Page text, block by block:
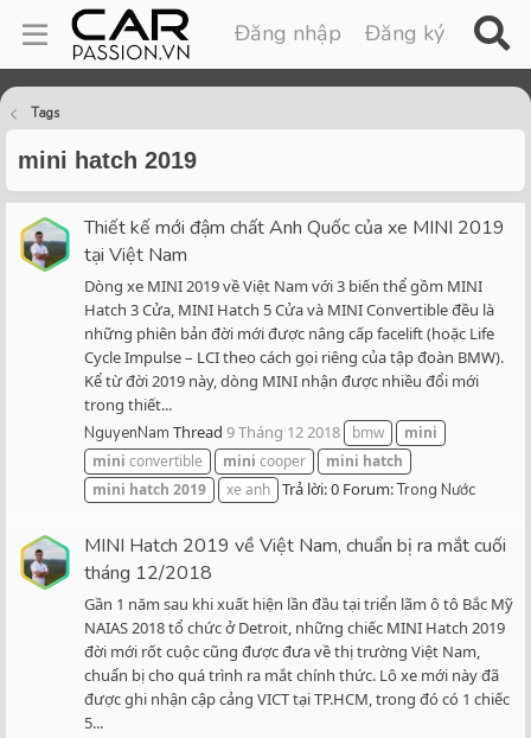
Đăng nhập Đăng ký
Tags
mini hatch 2019
Thiết kế mới đậm chất Anh Quốc của xe MINI 2019
tại Việt Nam
Dòng xe MINI 2019 về Việt Nam với 3 biến thể gồm MINI
Hatch 3 Cửa, MINI Hatch 5 Cửa và MINI Convertible đều là
những phiên bản đời mới được nâng cấp facelift (hoặc Life
Cycle Impulse – LCI theo cách gọi riêng của tập đoàn BMW).
Kể từ đời 2019 này, dòng MINI nhận được nhiều đổi mới
trong thiết...
NguyenNam Thread 9 Tháng 12 2018 bmw
mini
mini convertible mini cooper mini hatch
mini hatch 2019 xe anh Trả lời: 0 Forum:Trong Nước
MINI Hatch 2019 về Việt Nam, chuẩn bị ra mắt cuối
tháng 12/2018
Gần 1 năm sau khi xuất hiện lần đầu tại triển lãm ô tô Bắc Mỹ
NAIAS 2018 tổ chức ở Detroit, những chiếc MINI Hatch 2019
đời mới rốt cuộc cũng được đưa về thị trường Việt Nam,
chuẩn bị cho quá trình ra mắt chính thức. Lô xe mới này đã
được ghi nhận cập cảng VICT tại TP.HCM, trong đó có 1 chiếc
5...